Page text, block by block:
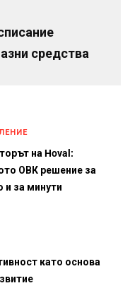
средства
на Hoval:
ОВК решение за
и за минути
като основа